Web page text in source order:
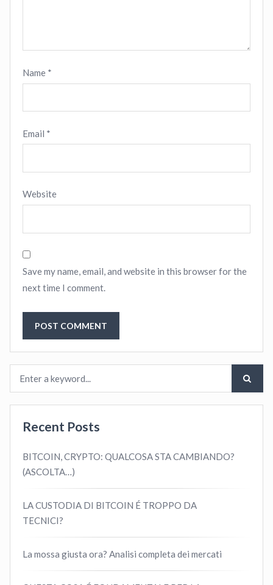
Name *
Email *
Website
Save my name, email, and website in this browser for the
next time I comment.
Recent Posts
BITCOIN, CRYPTO: QUALCOSA STA CAMBIANDO?
(ASCOLTA…)
LA CUSTODIA DI BITCOIN É TROPPO DA
TECNICI?
La mossa giusta ora? Analisi completa dei mercati